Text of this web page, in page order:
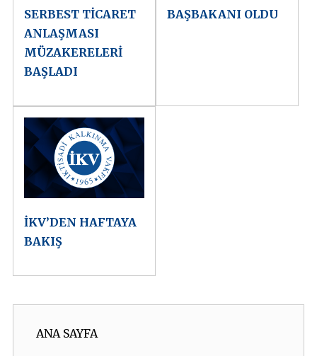
SERBEST TİCARET
ANLAŞMASI
MÜZAKERELERİ
BAŞLADI
BAŞBAKANI OLDU
İKV’DEN HAFTAYA
BAKIŞ
ANA SAYFA